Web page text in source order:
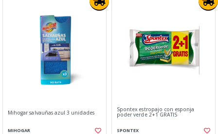
Mihogar salvauñas azul 3 unidades
MIHOGAR
Spontex estropajo con esponja
poder verde 2+1 GRATIS
SPONTEX